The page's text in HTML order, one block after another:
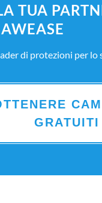
TUA
di protezioni per lo
GRATUITI